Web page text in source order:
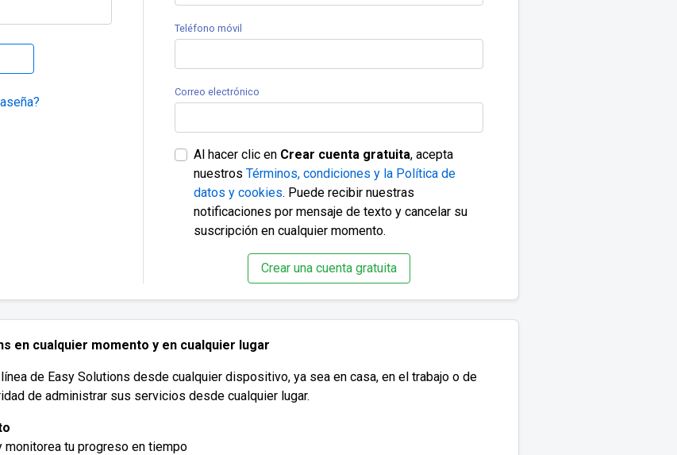
Teléfono móvil
Correo electrónico
Al hacer clic en Crear cuenta gratuita, acepta
nuestros Términos, condiciones y la Política de
datos y cookies. Puede recibir nuestras
notificaciones por mensaje de texto y cancelar su
suscripción en cualquier momento.
Crear una cuenta gratuita
en cualquier momento y en cualquier lugar
de Easy Solutions desde cualquier dispositivo, ya sea en casa, en el trabajo o de
de administrar sus servicios desde cualquier lugar.
tu progreso en tiempo